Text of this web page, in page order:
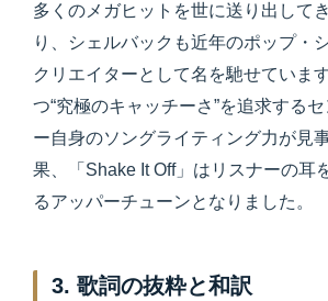
多くのメガヒットを世に送り出して
り、シェルバックも近年のポップ・
クリエイターとして名を馳せていま
つ“究極のキャッチーさ”を追求する
ー自身のソングライティング力が見
果、「Shake It Off」はリスナーの耳
るアッパーチューンとなりました。
3. 歌詞の抜粋と和訳